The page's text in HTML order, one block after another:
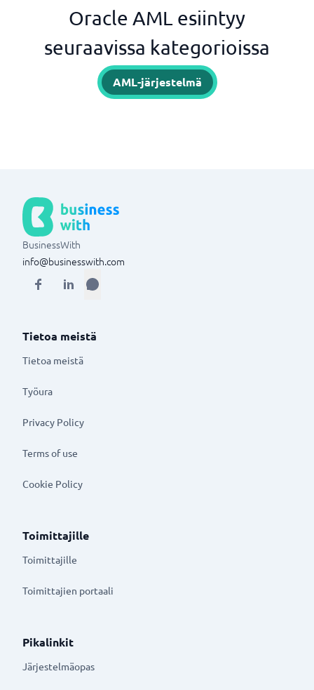
Oracle AML esiintyy
seuraavissa kategorioissa
AML-järjestelmä
BusinessWith
info@businesswith.com
Tietoa meistä
Tietoa meistä
Työura
Privacy Policy
Terms of use
Cookie Policy
Toimittajille
Toimittajille
Toimittajien portaali
Pikalinkit
Järjestelmäopas